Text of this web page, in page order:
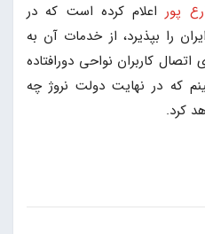
پوراعلام کرده است که در
را بپذیرد، از خدمات آن به
کاربران نواحی دورافتاده
که در نهایت دولت نروژ چه
کرد.